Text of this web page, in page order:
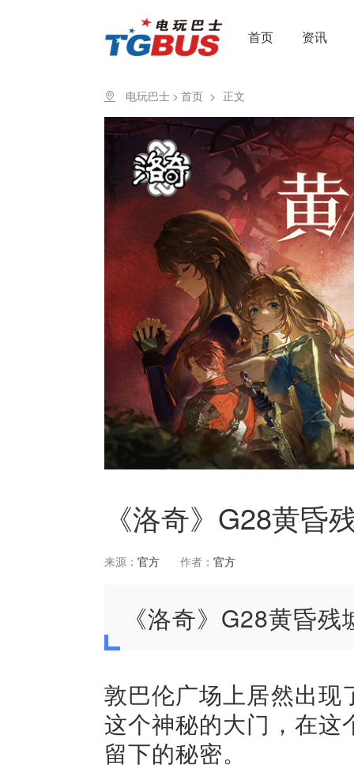
首页 资讯
电玩巴士 > 首页 > 正文
《洛奇》G28黄昏
来源： 官方 作者： 官方
《洛奇》G28黄昏
敦巴伦广场上居然出
这个神秘的大门，在
留下的秘密。